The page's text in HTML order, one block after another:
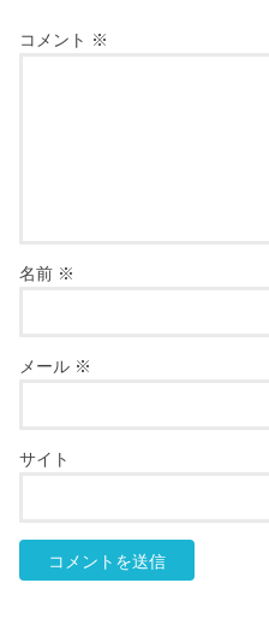
コメント ※
名前 ※
メール ※
サイト